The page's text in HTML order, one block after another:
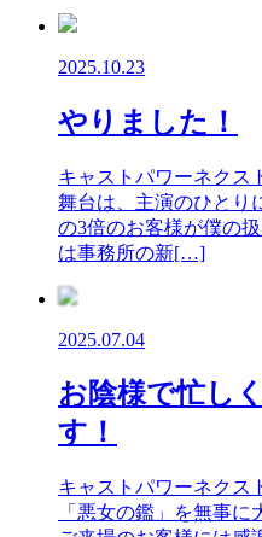
2025.10.23
やりました！
キャストパワーネクス
舞台は、主演のひとり
の3倍のお客様が僕の
は事務所の新[…]
2025.07.04
お陰様で忙し
す！
キャストパワーネクス
「悪女の鑑」を無事に